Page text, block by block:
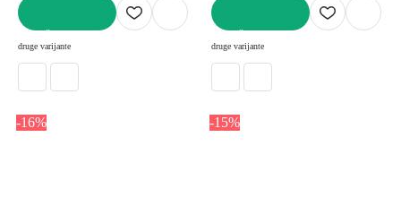
druge varijante druge varijante
-16% -15%